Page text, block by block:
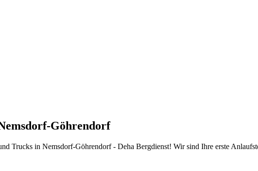
Göhrendorf
Trucks in Nemsdorf-Göhrendorf - Deha Bergdienst! Wir sind Ihre erste